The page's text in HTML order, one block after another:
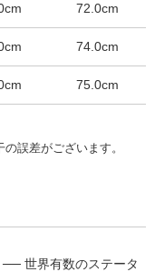
72.0cm
74.0cm
75.0cm
誤差がございます。
世界有数のステータ